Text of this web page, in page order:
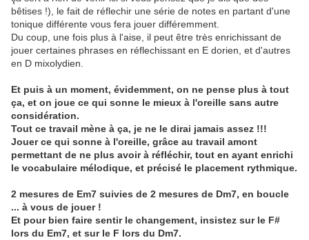
bêtises !), le fait de réflechir une série de notes en partant d'une
tonique différente vous fera jouer différemment.
Du coup, une fois plus à l'aise, il peut être très enrichissant de
jouer certaines phrases en réflechissant en E dorien, et d'autres
en D mixolydien.
Et puis à un moment, évidemment, on ne pense plus à tout
ça, et on joue ce qui sonne le mieux à l'oreille sans autre
considération.
Tout ce travail mène à ça, je ne le dirai jamais assez !!!
Jouer ce qui sonne à l'oreille, grâce au travail amont
permettant de ne plus avoir à réfléchir, tout en ayant enrichi
le vocabulaire mélodique, et précisé le placement rythmique.
2 mesures de Em7 suivies de 2 mesures de Dm7, en boucle
... à vous de jouer !
Et pour bien faire sentir le changement, insistez sur le F#
lors du Em7, et sur le F lors du Dm7.